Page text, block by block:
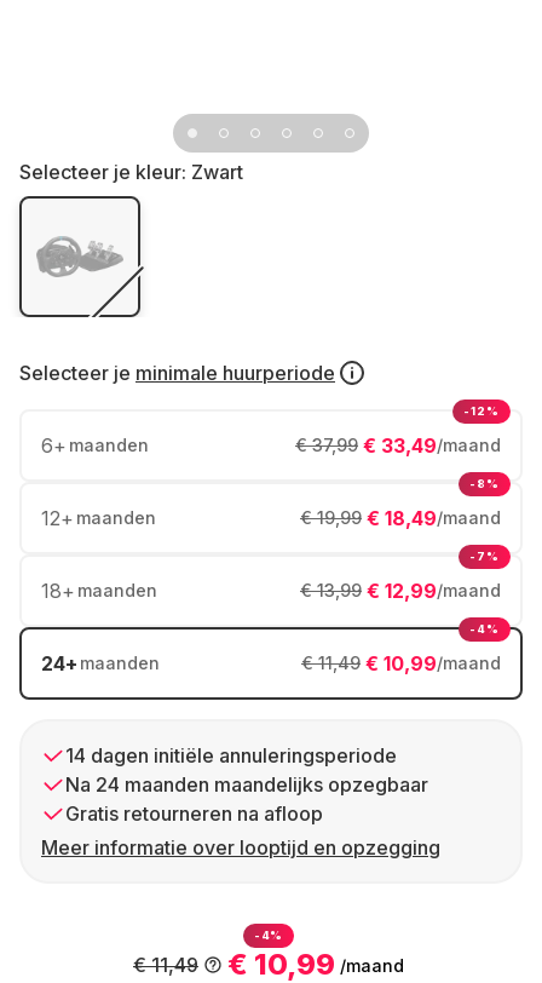
Selecteer je kleur: Zwart
Selecteer je minimale huurperiode
6+ maanden € 33,49/maand
€ 37,99
-12%
12+ maanden € 18,49/maand
€ 19,99
-8%
18+ maanden € 12,99/maand
€ 13,99
-7%
24+ maanden € 10,99/maand
€ 11,49
-4%
14 dagen initiële annuleringsperiode
Na 24 maanden maandelijks opzegbaar
Gratis retourneren na afloop
Meer informatie over looptijd en opzegging
-4%
€ 10,99 /maand
€ 11,49